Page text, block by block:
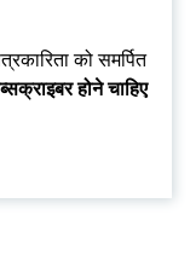
को समर्पित
होने चाहिए